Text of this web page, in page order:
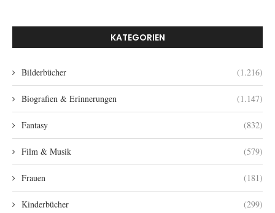
KATEGORIEN
Bilderbücher (1.216)
Biografien & Erinnerungen (1.147)
Fantasy (832)
Film & Musik (579)
Frauen (181)
Kinderbücher (299)